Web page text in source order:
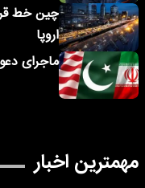
چین خط
اروپا
ماجرای
مهمترین اخبار